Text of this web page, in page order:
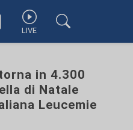
LIVE
in 4.300
di Natale
Leucemie